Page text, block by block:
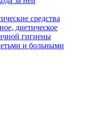
средства
диетическое
гигиены
и больными